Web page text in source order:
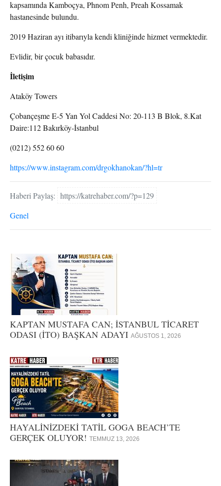
kapsamında Kamboçya, Phnom Penh, Preah Kossamak
hastanesinde bulundu.
2019 Haziran ayı itibarıyla kendi kliniğinde hizmet vermektedir.
Evlidir, bir çocuk babasıdır.
İletişim
Ataköy Towers
Çobançeşme E-5 Yan Yol Caddesi No: 20-113 B Blok, 8.Kat
Daire:112 Bakırköy-İstanbul
(0212) 552 60 60
https://www.instagram.com/drgokhanokan/?hl=tr
Haberi Paylaş: https://katrehaber.com/?p=129
Genel
KAPTAN MUSTAFA CAN; İSTANBUL TİCARET
ODASI (İTO) BAŞKAN ADAYI AĞUSTOS 1, 2026
HAYALİNİZDEKİ TATİL GOGA BEACH’TE
GERÇEK OLUYOR! TEMMUZ 13, 2026